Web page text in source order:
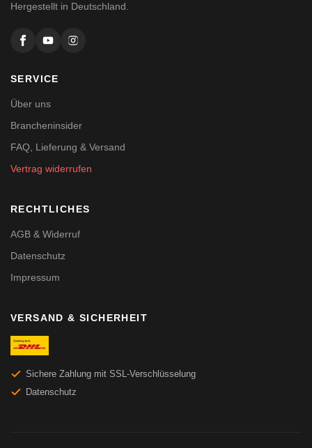
Hergestellt in Deutschland.
SERVICE
Über uns
Brancheninsider
FAQ, Lieferung & Versand
Vertrag widerrufen
RECHTLICHES
AGB & Widerruf
Datenschutz
Impressum
VERSAND & SICHERHEIT
Sichere Zahlung mit SSL-Verschlüsselung
Datenschutz